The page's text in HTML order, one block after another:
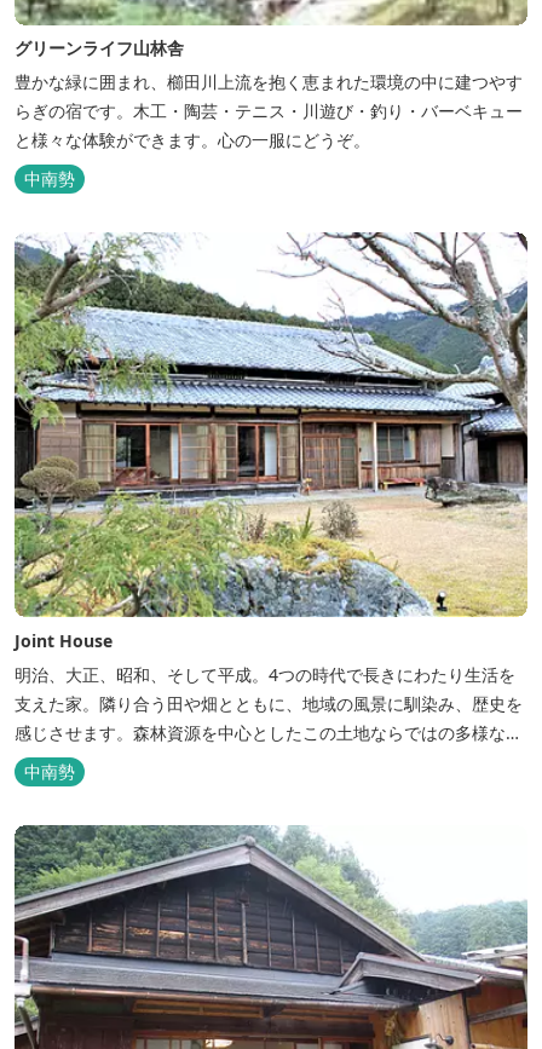
グリーンライフ山林舎
豊かな緑に囲まれ、櫛田川上流を抱く恵まれた環境の中に建つやす
らぎの宿です。木工・陶芸・テニス・川遊び・釣り・バーベキュー
と様々な体験ができます。心の一服にどうぞ。
中南勢
Joint House
明治、大正、昭和、そして平成。4つの時代で長きにわたり生活を
支えた家。隣り合う田や畑とともに、地域の風景に馴染み、歴史を
感じさせます。森林資源を中心としたこの土地ならではの多様な自
然環境の素晴らしさを伝える情報を発信し、そして多種多様な人材
と共有することで地域産業・地域社会の発展を図るNPO法人Joint
の...
中南勢